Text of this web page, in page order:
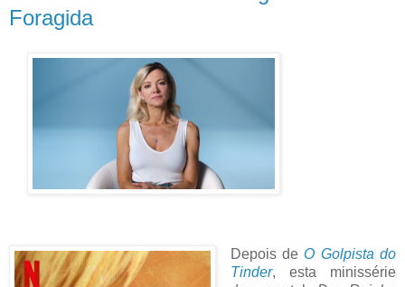
Foragida
Depois de O Golpista do
Tinder, esta minissérie